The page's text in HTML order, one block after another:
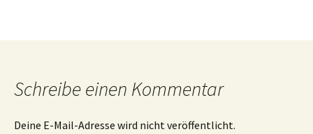
Schreibe einen Kommentar
Deine E-Mail-Adresse wird nicht veröffentlicht.